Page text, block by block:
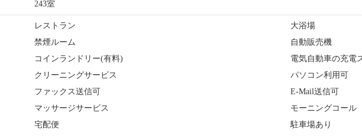
243室
レストラン
大浴場
禁煙ルーム
自動販売機
コインランドリー(有料)
電気自動車の充電
クリーニングサービス
パソコン利用可
ファックス送信可
E-Mail送信可
マッサージサービス
モーニングコール
宅配便
駐車場あり